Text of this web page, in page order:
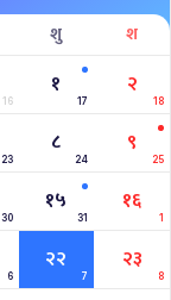
शु श
16
१
17
२
18
23
८
24
९
25
30
१५
31
१६
1
6
२२
7
२३
8